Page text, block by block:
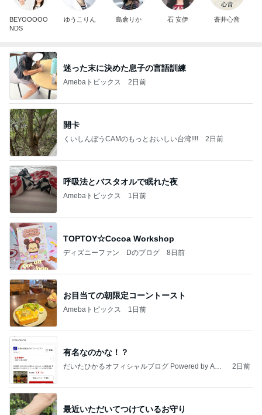
BEYOOOOO
NDS
ゆうこりん 島倉りか 石 安伊 蒼井心音
迷った末に決めた息子の言語訓練
Amebaトピックス 2日前
開卡
くいしんぼうCAMのもっとおいしい台湾!!!! 2日前
呼吸法とバスタオルで眠れた夜
Amebaトピックス 1日前
TOPTOY☆Cocoa Workshop
ディズニーファン Dのブログ 8日前
お目当ての朝限定コーントースト
Amebaトピックス 1日前
有名なのかな！？
だいたひかるオフィシャルブログ Powered by Ame
2日前
最近いただいてつけているお守り